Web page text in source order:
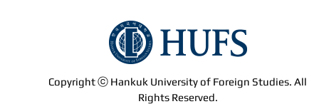
Copyright ⓒ Hankuk University of Foreign Studies. All
Rights Reserved.